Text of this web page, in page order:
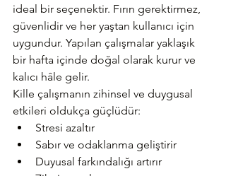
ideal bir seçenektir. Fırın gerektirmez,
güvenlidir ve her yaştan kullanıcı için
uygundur. Yapılan çalışmalar yaklaşık
bir hafta içinde doğal olarak kurur ve
kalıcı hâle gelir.
Kille çalışmanın zihinsel ve duygusal
etkileri oldukça güçlüdür:
Stresi azaltır
Sabır ve odaklanma geliştirir
Duyusal farkındalığı artırır